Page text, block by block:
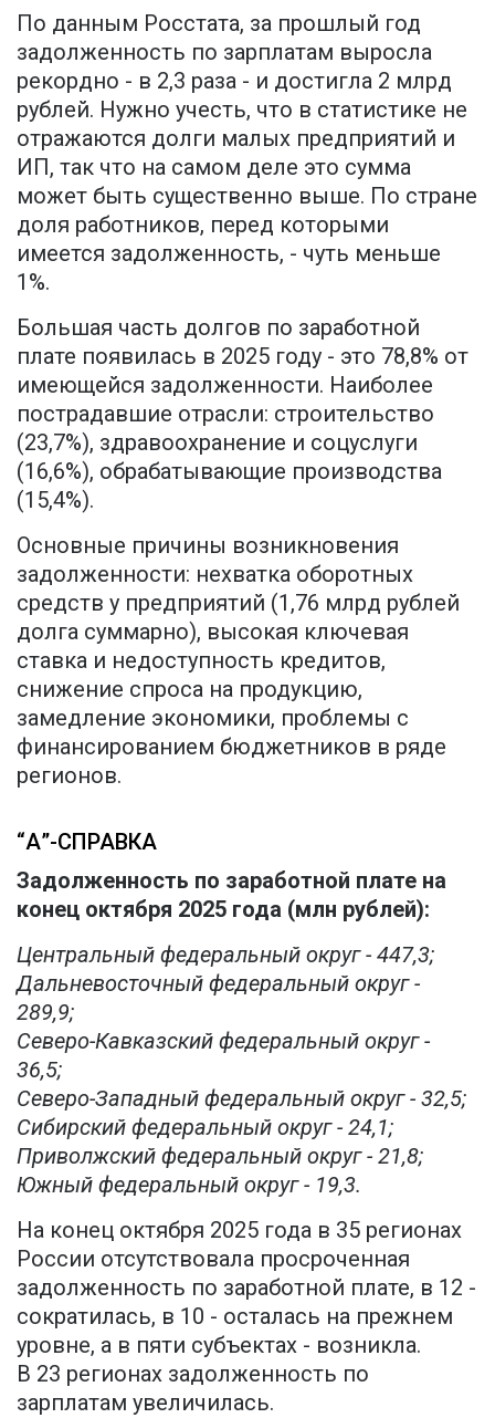
По данным Росстата, за прошлый год
задолженность по зарплатам выросла
рекордно - в 2,3 раза - и достигла 2 млрд
рублей. Нужно учесть, что в статистике не
отражаются долги малых предприятий и
ИП, так что на самом деле это сумма
может быть существенно выше. По стране
доля работников, перед которыми
имеется задолженность, - чуть меньше
1%.
Большая часть долгов по заработной
плате появилась в 2025 году - это 78,8% от
имеющейся задолженности. Наиболее
пострадавшие отрасли: строительство
(23,7%), здравоохранение и соцуслуги
(16,6%), обрабатывающие производства
(15,4%).
Основные причины возникновения
задолженности: нехватка оборотных
средств у предприятий (1,76 млрд рублей
долга суммарно), высокая ключевая
ставка и недоступность кредитов,
снижение спроса на продукцию,
замедление экономики, проблемы с
финансированием бюджетников в ряде
регионов.
“А”-СПРАВКА
Задолженность по заработной плате на
конец октября 2025 года (млн рублей):
Центральный федеральный округ - 447,3;
Дальневосточный федеральный округ -
289,9;
Северо-Кавказский федеральный округ -
36,5;
Северо-Западный федеральный округ - 32,5;
Сибирский федеральный округ - 24,1;
Приволжский федеральный округ - 21,8;
Южный федеральный округ - 19,3.
На конец октября 2025 года в 35 регионах
России отсутствовала просроченная
задолженность по заработной плате, в 12 -
сократилась, в 10 - осталась на прежнем
уровне, а в пяти субъектах - возникла.
В 23 регионах задолженность по
зарплатам увеличилась.